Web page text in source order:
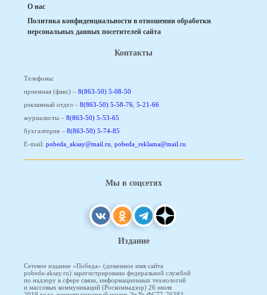
О нас
Политика конфиденциальности в отношении обработки
персональных данных посетителей сайта
Контакты
Телефоны:
приемная (факс) – 8(863-50) 5-08-50
рекламный отдел – 8(863-50) 5-58-76 5-21-66
журналисты – 8(863-50) 5-53-65
бухгалтерия – 8(863-50) 5-74-85
E-mail: pobeda_aksay@mail.ru pobeda_reklama@mail.ru
Мы в соцсетях
Издание
Сетевое издание «Победа» (доменное имя сайта
pobeda-aksay.ru) зарегистрировано федеральной службой
по надзору в сфере связи, информационных технологий
и массовых коммуникаций (Роскомнадзор) 26 июля